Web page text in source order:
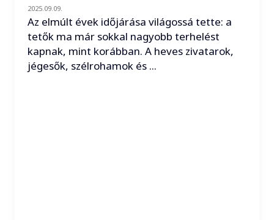
2025.09.09.
Az elmúlt évek időjárása világossá tette: a
tetők ma már sokkal nagyobb terhelést
kapnak, mint korábban. A heves zivatarok,
jégesők, szélrohamok és ...